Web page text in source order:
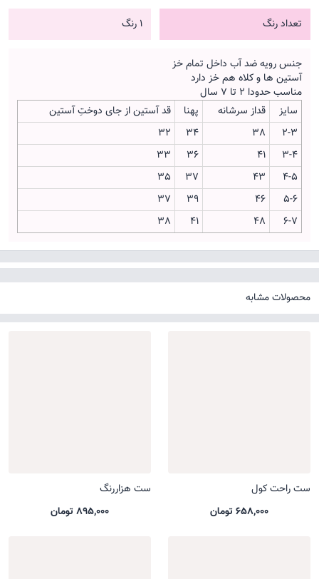
تعداد رنگ 1 رنگ
جنس رویه ضد آب داخل تمام خز
آستین ها و کلاه هم خز دارد
مناسب حدودا 2 تا 7 سال
سایز
قداز سرشانه پهنا
قد آستین از جای دوختِ آستین
2-3
38
34
32
3-4
41
36
33
4-5
43
37
35
5-6
46
39
37
6-7
48
41
38
محصولات مشابه
ست راحت کول
658,000 تومان
ست هزاررنگ
895,000 تومان